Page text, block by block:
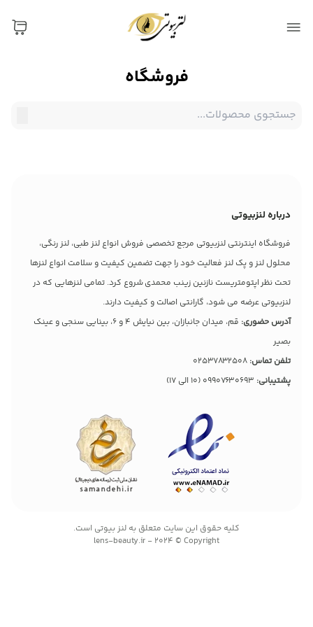
فروشگاه
درباره لنزبیوتی
فروشگاه اینترنتی لنزبیوتی مرجع تخصصی فروش انواع لنز طبی، لنز رنگی،
محلول لنز و پک لنز فعالیت خود را جهت تضمین کیفیت و سلامت انواع لنزها
تحت نظر اپتومتریست نازنین زینب محمدی شروع کرد. تمامی لنزهایی که در
لنزبیوتی عرضه می شود، گارانتی اصالت و کیفیت دارند.
آدرس حضوری:
قم، میدان جانبازان، بین نیایش 4 و 6، بینایی سنجی و عینک
بصیر
تلفن تماس: 02537832508
پشتیبانی: 09907630693 (10 الی 17)
کليه حقوق اين سايت متعلق به لنز بیوتی است.
lens-beauty.ir - 2024 © Copyright